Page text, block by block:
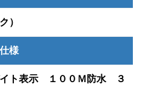
）
仕様
ト表示 １００Ｍ防水 ３